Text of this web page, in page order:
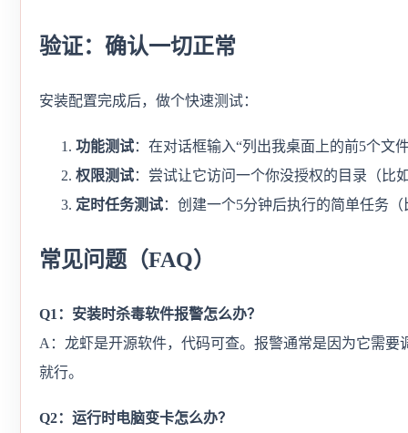
验证：确认一切正常
安装配置完成后，做个快速测试：
功能测试：在对话框输入“列出我桌面上的前5个文
权限测试：尝试让它访问一个你没授权的目录（比
定时任务测试：创建一个5分钟后执行的简单任务
常见问题（FAQ）
Q1：安装时杀毒软件报警怎么办？
A：龙虾是开源软件，代码可查。报警通常是因为它需
就行。
Q2：运行时电脑变卡怎么办？